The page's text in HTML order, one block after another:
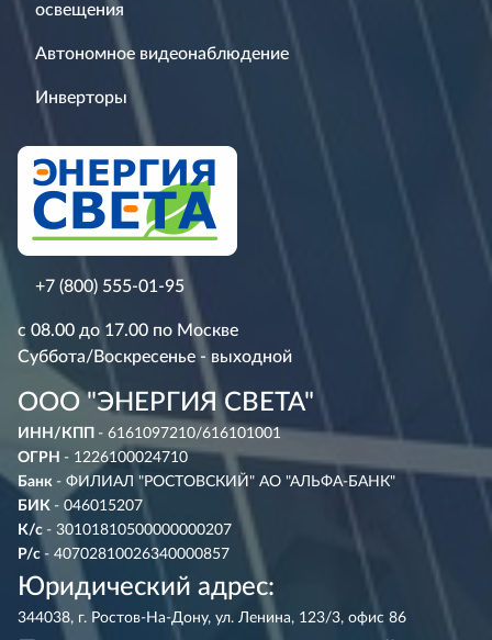
освещения
Автономное видеонаблюдение
Инверторы
+7 (800) 555-01-95
с 08.00 до 17.00 по Москве
Суббота/Воскресенье - выходной
ООО "ЭНЕРГИЯ СВЕТА"
ИНН/КПП - 6161097210/616101001
ОГРН - 1226100024710
Банк - ФИЛИАЛ "РОСТОВСКИЙ" АО "АЛЬФА-БАНК"
БИК - 046015207
К/с - 30101810500000000207
Р/с - 40702810026340000857
Юридический адрес:
344038, г. Ростов-На-Дону, ул. Ленина, 123/3, офис 86